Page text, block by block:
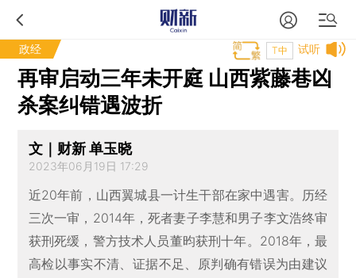
政经 试听
T中
再审启动三年未开庭 山西紫藤巷凶
杀案纠错遇波折
文｜财新 单玉晓
2023年06月19日 17:29
近20年前，山西翼城县一计生干部在家中遇害。历经
三次一审，2014年，死者妻子李慧和男子李文浩终审
获刑死缓，警方技术人员董昀获刑十年。2018年，最
高检以事实不清、证据不足、原判确有错误为由建议